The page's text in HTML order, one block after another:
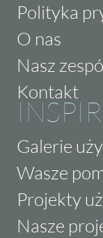
Polityka
O nas
Nasz
Kontakt
Galerie
Wasze
Projekty
Nasze